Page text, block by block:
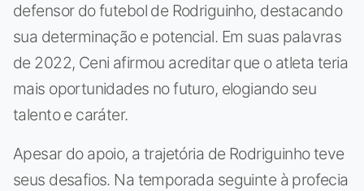
defensor do futebol de Rodriguinho, destacando
sua determinação e potencial. Em suas palavras
de 2022, Ceni afirmou acreditar que o atleta teria
mais oportunidades no futuro, elogiando seu
talento e caráter.
Apesar do apoio, a trajetória de Rodriguinho teve
seus desafios. Na temporada seguinte à profecia